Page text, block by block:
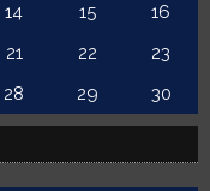
14 15
16
21 22
23
28 29 30